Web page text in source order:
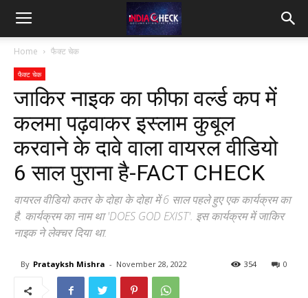
IndiaCheck
Home फैक्ट चेक
फैक्ट चेक
जाकिर नाइक का फीफा वर्ल्ड कप में
कलमा पढ़वाकर इस्लाम कुबूल
करवाने के दावे वाला वायरल वीडियो
6 साल पुराना है-FACT CHECK
वायरल वीडियो कतर के दोहा के दोहा में 6 साल पहले हुए एक कार्यक्रम का
है. कार्यक्रम का नाम था 'DOES GOD EXIST'. इस कार्यक्रम में जाकिर
नाइक ने लेक्चर दिया था.
By Pratayksh Mishra - November 28, 2022 0
354